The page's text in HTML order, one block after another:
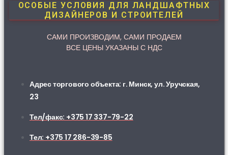
ОСОБЫЕ УСЛОВИЯ ДЛЯ ЛАНДШАФТНЫХ
ДИЗАЙНЕРОВ И СТРОИТЕЛЕЙ
САМИ ПРОИЗВОДИМ, САМИ ПРОДАЕМ
ВСЕ ЦЕНЫ УКАЗАНЫ С НДС
Адрес торгового объекта: г. Минск, ул. Уручская,
23
Тел/факс: +375 17 337-79-22
Тел: +375 17 286-39-85